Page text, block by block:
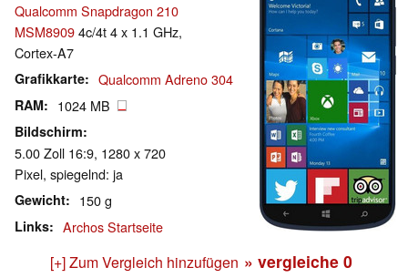
Qualcomm Snapdragon 210
MSM89094c/4t 4 x 1.1 GHz,
Cortex-A7
Grafikkarte Qualcomm Adreno 304
RAM 1024 MB
Bildschirm
5.00 Zoll 16:9, 1280 x 720
Pixel, spiegelnd: ja
Gewicht 150 g
Links Archos Startseite
[+] Zum Vergleich hinzufügen » vergleiche 0